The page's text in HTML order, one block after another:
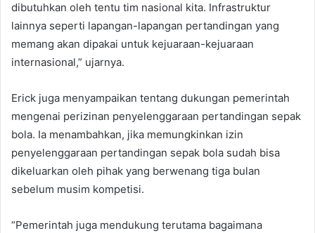
dibutuhkan oleh tentu tim nasional kita. Infrastruktur
lainnya seperti lapangan-lapangan pertandingan yang
memang akan dipakai untuk kejuaraan-kejuaraan
internasional,” ujarnya.
Erick juga menyampaikan tentang dukungan pemerintah
mengenai perizinan penyelenggaraan pertandingan sepak
bola. Ia menambahkan, jika memungkinkan izin
penyelenggaraan pertandingan sepak bola sudah bisa
dikeluarkan oleh pihak yang berwenang tiga bulan
sebelum musim kompetisi.
“Pemerintah juga mendukung terutama bagaimana